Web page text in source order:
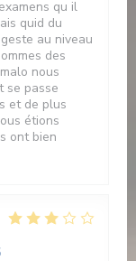
qu il
quid du
au niveau
des
nous
se passe
et de plus
étions
ont bien